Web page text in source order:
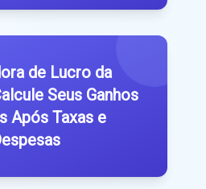
de Lucro da
Seus Ganhos
Após Taxas e